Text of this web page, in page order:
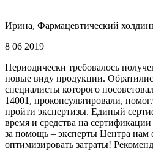
Ирина, Фармацевтический
8 06 2019
Периодически требовалось
новые виду продукции.
специалисты которого
14001, проконсультировали,
пройти экспертизы. Единый
время и средства на
за помощь – эксперты Центра нам
оптимизировать затраты!